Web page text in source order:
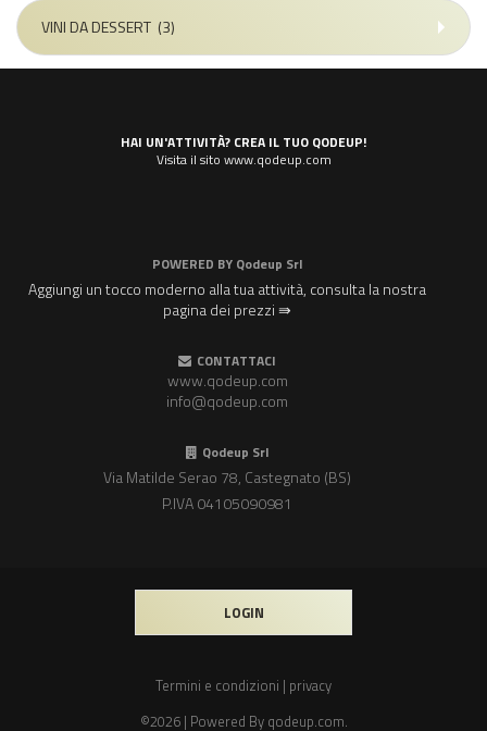
VINI DA DESSERT (3)
HAI UN'ATTIVITÀ? CREA IL TUO QODEUP!
Visita il sito www.qodeup.com
POWERED BY Qodeup Srl
Aggiungi un tocco moderno alla tua attività, consulta la nostra
pagina dei prezzi ⇛
CONTATTACI
www.qodeup.com
info@qodeup.com
Qodeup Srl
Via Matilde Serao 78, Castegnato (BS)
P.IVA 04105090981
LOGIN
Termini e condizioni | privacy
©2026 | Powered By qodeup.com.